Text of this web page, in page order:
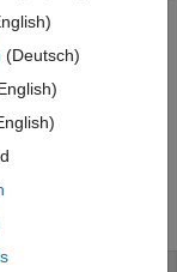
ブロックを右クリッ
(Deutsch)